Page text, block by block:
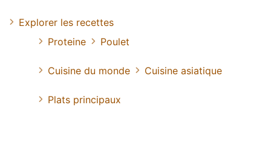
Explorer les recettes
Proteine
Poulet
Cuisine du monde Cuisine asiatique
Plats principaux